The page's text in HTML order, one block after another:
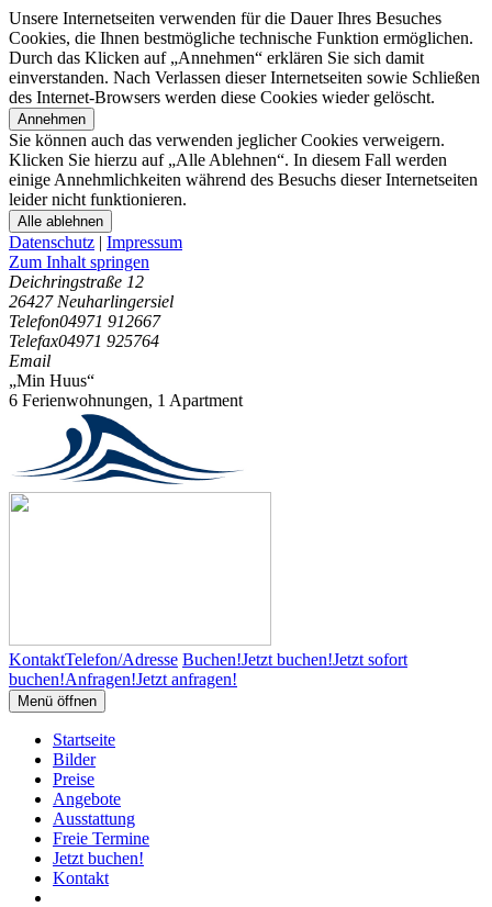
Unsere Internetseiten verwenden für die Dauer Ihres Besuches
Cookies, die Ihnen bestmögliche technische Funktion ermöglichen.
Durch das Klicken auf „Annehmen“ erklären Sie sich damit
einverstanden. Nach Verlassen dieser Internetseiten sowie Schließen
des Internet-Browsers werden diese Cookies wieder gelöscht.
Annehmen
Sie können auch das verwenden jeglicher Cookies verweigern.
Klicken Sie hierzu auf „Alle Ablehnen“. In diesem Fall werden
einige Annehmlichkeiten während des Besuchs dieser Internetseiten
leider nicht funktionieren.
Alle ablehnen
Datenschutz | Impressum
Zum Inhalt springen
Deichringstraße 12
26427 Neuharlingersiel
Telefon04971 912667
Telefax04971 925764
Email
„Min Huus“
6 Ferienwohnungen, 1 Apartment
KontaktTelefon/Adresse Buchen!Jetzt buchen!Jetzt sofort
buchen!Anfragen!Jetzt anfragen!
Menü öffnen
Startseite
Bilder
Preise
Angebote
Ausstattung
Freie Termine
Jetzt buchen!
Kontakt